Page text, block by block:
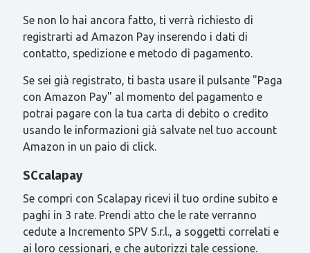
Se non lo hai ancora fatto, ti verrà richiesto di
registrarti ad Amazon Pay inserendo i dati di
contatto, spedizione e metodo di pagamento.
Se sei già registrato, ti basta usare il pulsante "Paga
con Amazon Pay" al momento del pagamento e
potrai pagare con la tua carta di debito o credito
usando le informazioni già salvate nel tuo account
Amazon in un paio di click.
SCcalapay
Se compri con Scalapay ricevi il tuo ordine subito e
paghi in 3 rate. Prendi atto che le rate verranno
cedute a Incremento SPV S.r.l., a soggetti correlati e
ai loro cessionari, e che autorizzi tale cessione.